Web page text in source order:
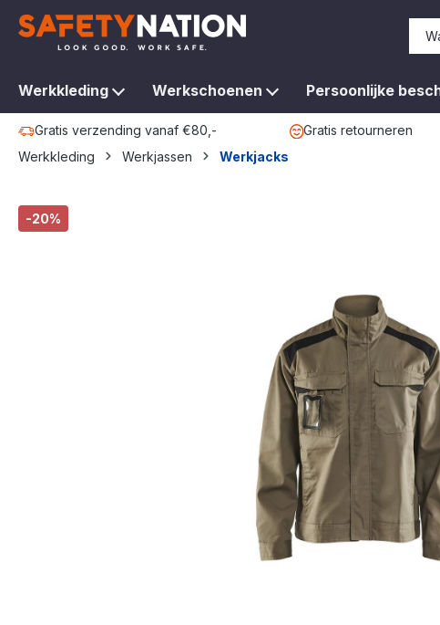
Ga naar de hoofdnavigatie
Werkkleding Werkschoenen Persoonlijke
Gratis verzending vanaf €80,- Gratis retourneren
Werkkleding
Werkjassen Werkjacks
Afbeeldingengalerij overslaan
-20%